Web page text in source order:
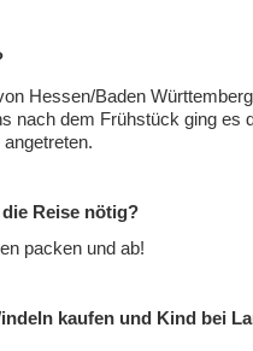
Hessen/Baden
nach dem Frühstück ging es
Reise nötig?
packen und ab!
kaufen und Kind bei